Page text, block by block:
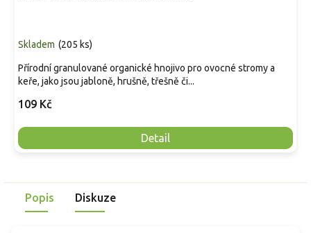
Skladem (205 ks)
109 Kč
Detail
Přírodní granulované organické hnojivo pro ovocné stromy a
keře, jako jsou jabloně, hrušně, třešně či...
Popis Diskuze